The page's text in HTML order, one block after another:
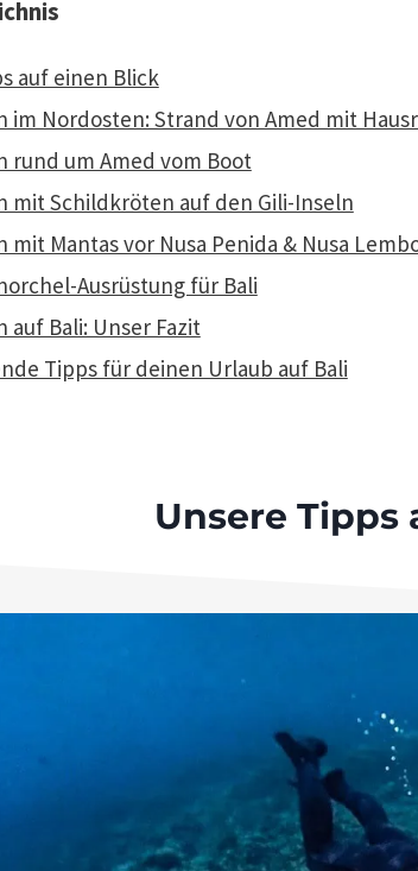
auf einen Blick
im Nordosten: Strand von Amed mit
rund um Amed vom Boot
mit Schildkröten auf den Gili-Inseln
mit Mantas vor Nusa Penida & Nusa
Ausrüstung für Bali
auf Bali: Unser Fazit
Tipps für deinen Urlaub auf Bali
Unsere